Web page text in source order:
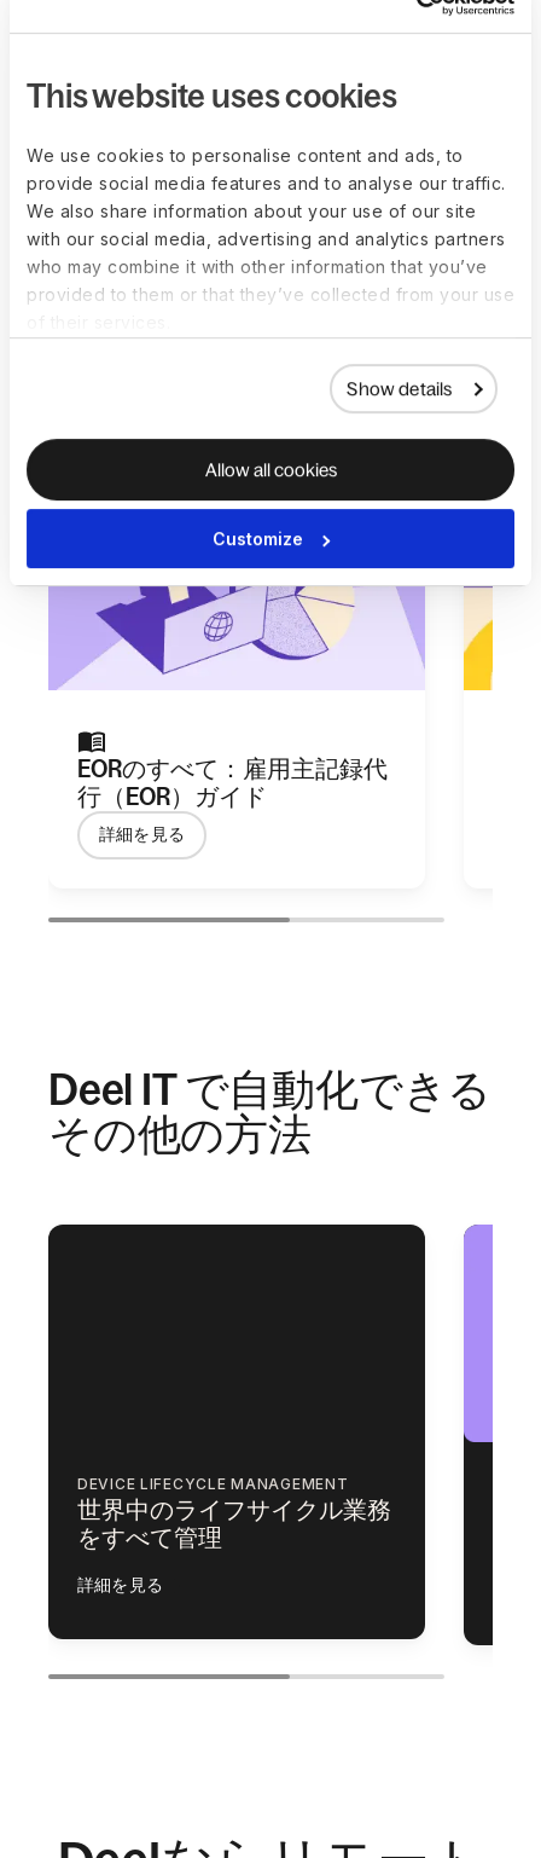
This website uses cookies
We use cookies to personalise content and ads, to
provide social media features and to analyse our traffic.
We also share information about your use of our site
with our social media, advertising and analytics partners
who may combine it with other information that you’ve
provided to them or that they’ve collected from your use
Show details
Allow all cookies
Customize
Deel は他のデバイスベンダーやリセ
はじめるためのリソー
ス
EORのすべて：雇用主記録代
行（EOR）ガイド
詳細を見る
Deel IT で自動化できる
その他の方法
DEVICE LIFECYCLE MANAGEMENT
世界中のライフサイクル業務
をすべて管理
詳細を見る